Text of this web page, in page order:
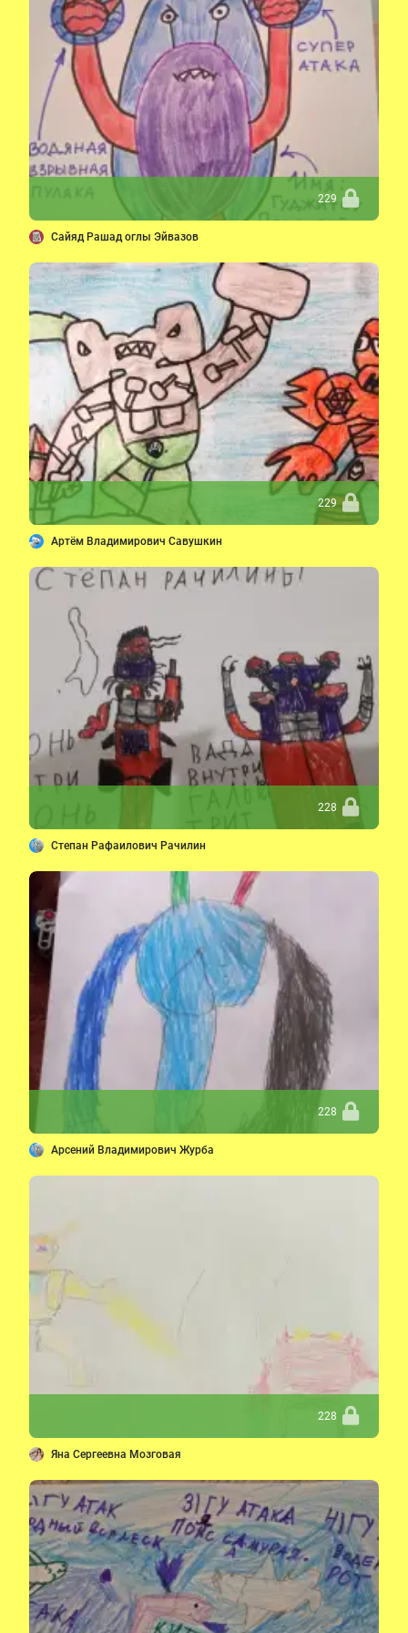
229
Сайяд Рашад оглы Эйвазов
229
Артём Владимирович Савушкин
228
Степан Рафаилович Рачилин
228
Арсений Владимирович Журба
228
Яна Сергеевна Мозговая